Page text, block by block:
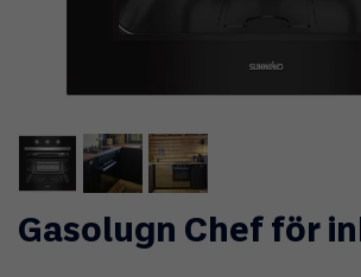
Gasolugn Chef för